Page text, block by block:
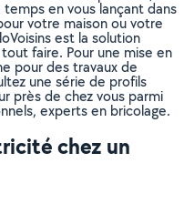
en vous lançant dans
votre maison ou votre
est la solution
faire. Pour une mise en
pour des travaux de
une série de profils
près de chez vous parmi
experts en bricolage.
chez un